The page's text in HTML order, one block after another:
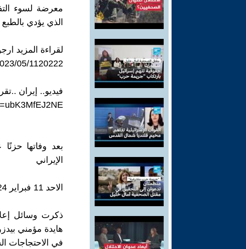
معرضة لسوء
الذي يؤدي
لقراءة المزيد
05/1120222
فيديو.. إيران ..تقرير حقوقي يحذر:
بعد وفاتها
الإيراني
الاحد 11 فبراير 2024
هايدة مؤمني
في الاحتجاجات